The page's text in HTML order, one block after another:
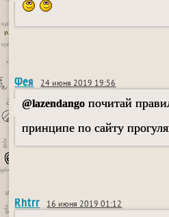
Фея 24 июня 2019 19:56
@lazendango почитай
принципе по сайту
Я
Rhtrr 16 июня 2019 01:12